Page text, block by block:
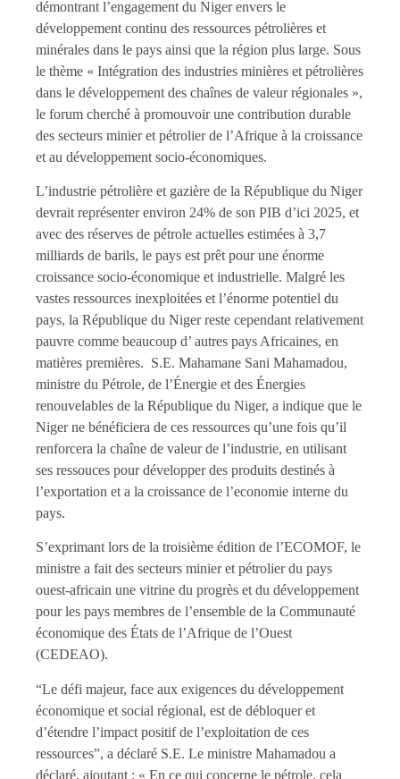
démontrant l’engagement du Niger envers le
développement continu des ressources pétrolières et
minérales dans le pays ainsi que la région plus large. Sous
le thème « Intégration des industries minières et pétrolières
dans le développement des chaînes de valeur régionales »,
le forum cherché à promouvoir une contribution durable
des secteurs minier et pétrolier de l’Afrique à la croissance
et au développement socio-économiques.
L’industrie pétrolière et gazière de la République du Niger
devrait représenter environ 24% de son PIB d’ici 2025, et
avec des réserves de pétrole actuelles estimées à 3,7
milliards de barils, le pays est prêt pour une énorme
croissance socio-économique et industrielle. Malgré les
vastes ressources inexploitées et l’énorme potentiel du
pays, la République du Niger reste cependant relativement
pauvre comme beaucoup d’ autres pays Africaines, en
matières premières. S.E. Mahamane Sani Mahamadou,
ministre du Pétrole, de l’Énergie et des Énergies
renouvelables de la République du Niger, a indique que le
Niger ne bénéficiera de ces ressources qu’une fois qu’il
renforcera la chaîne de valeur de l’industrie, en utilisant
ses ressouces pour développer des produits destinés à
l’exportation et a la croissance de l’economie interne du
pays.
S’exprimant lors de la troisième édition de l’ECOMOF, le
ministre a fait des secteurs minier et pétrolier du pays
ouest-africain une vitrine du progrès et du développement
pour les pays membres de l’ensemble de la Communauté
économique des États de l’Afrique de l’Ouest
(CEDEAO).
“Le défi majeur, face aux exigences du développement
économique et social régional, est de débloquer et
d’étendre l’impact positif de l’exploitation de ces
ressources”, a déclaré S.E. Le ministre Mahamadou a
déclaré, ajoutant : « En ce qui concerne le pétrole, cela